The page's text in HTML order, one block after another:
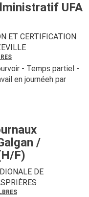
UFA
ET CERTIFICATION
- Temps partiel -
en journéeh par
/
F)
DE